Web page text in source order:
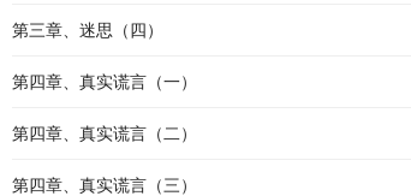
第三章、迷思（四）
第四章、真实谎言（一）
第四章、真实谎言（二）
第四章、真实谎言（三）